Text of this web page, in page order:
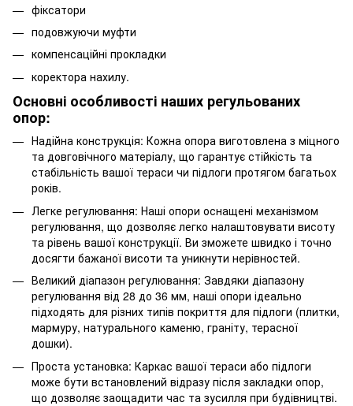
фіксатори
подовжуючи муфти
компенсаційні прокладки
коректора нахилу.
Основні особливості наших регульованих
опор:
Надійна конструкція: Кожна опора виготовлена ​​з міцного
та довговічного матеріалу, що гарантує стійкість та
стабільність вашої тераси чи підлоги протягом багатьох
років.
Легке регулювання: Наші опори оснащені механізмом
регулювання, що дозволяє легко налаштовувати висоту
та рівень вашої конструкції. Ви зможете швидко і точно
досягти бажаної висоти та уникнути нерівностей.
Великий діапазон регулювання: Завдяки діапазону
регулювання від 28 до 36 мм, наші опори ідеально
підходять для різних типів покриття для підлоги (плитки,
мармуру, натурального каменю, граніту, терасної
дошки).
Проста установка: Каркас вашої тераси або підлоги
може бути встановлений відразу після закладки опор,
що дозволяє заощадити час та зусилля при будівництві.